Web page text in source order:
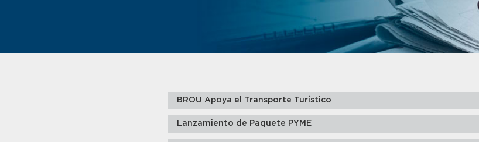
BROU Apoya el Transporte Turístico
Lanzamiento de Paquete PYME